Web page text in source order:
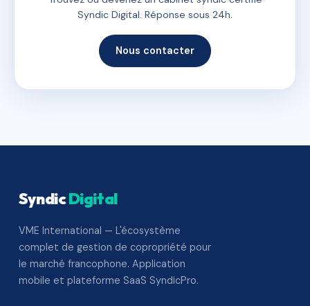
Syndic Digital. Réponse sous 24h.
Nous contacter
SyndicDigital
VME International — L'écosystème
complet de gestion de copropriété pour
le marché francophone. Application
mobile et plateforme SaaS SyndicPro.